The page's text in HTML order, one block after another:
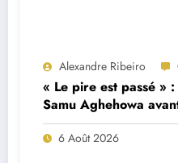
Alexandre Ribeiro
« Le pire est passé »
Samu Aghehowa
Porto ?
6 Août 2026